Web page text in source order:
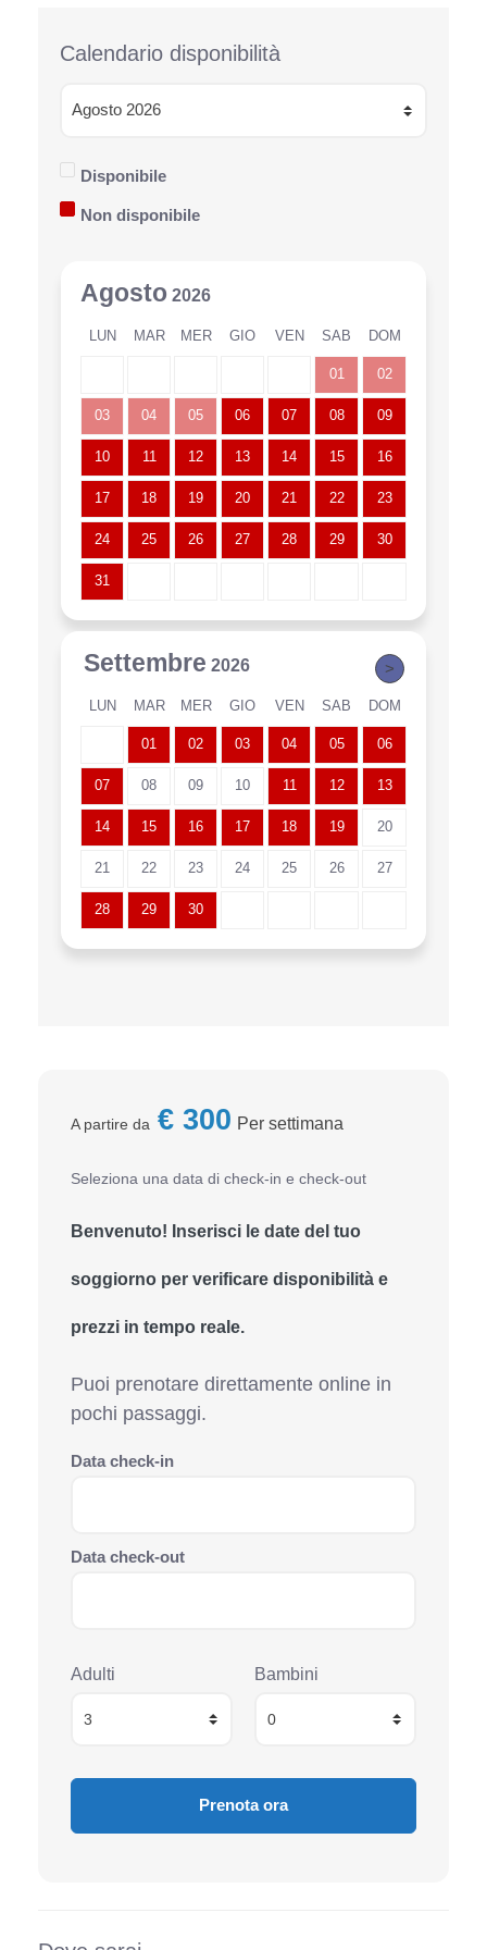
Calendario disponibilità
Disponibile
Non disponibile
Agosto 2026
LUN MAR MER GIO VEN SAB DOM
01 02
03 04 05 06 07 08 09
10 11 12 13 14 15 16
17 18 19 20 21 22 23
24 25 26 27 28 29 30
31
Settembre 2026 >
LUN MAR MER GIO VEN SAB DOM
01 02 03 04 05 06
07 08 09 10 11 12 13
14 15 16 17 18 19 20
21 22 23 24 25 26 27
28 29 30
A partire da € 300 Per settimana
Seleziona una data di check-in e check-out
Benvenuto! Inserisci le date del tuo
soggiorno per verificare disponibilità e
prezzi in tempo reale.
Puoi prenotare direttamente online in
pochi passaggi.
Data check-in
Data check-out
Adulti Bambini